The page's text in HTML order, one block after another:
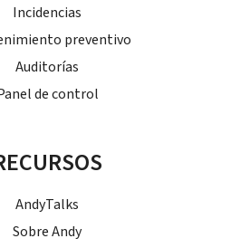
Incidencias
preventivo
Auditorías
de control
AndyTalks
Sobre Andy